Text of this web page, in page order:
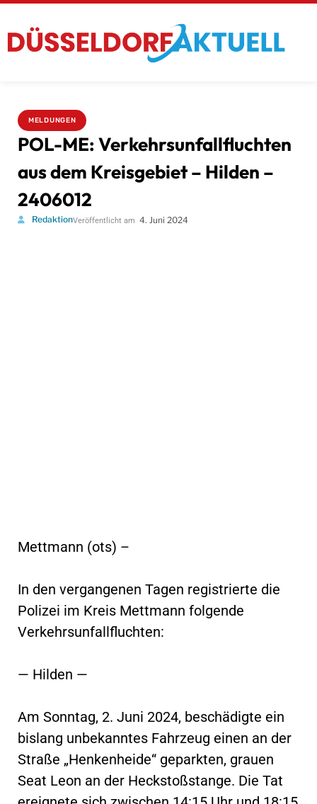
MELDUNGEN
POL-ME: Verkehrsunfallfluchten
aus dem Kreisgebiet – Hilden –
2406012
RedaktionVeröffentlicht am 4. Juni 2024
Mettmann (ots) –
In den vergangenen Tagen registrierte die
Polizei im Kreis Mettmann folgende
Verkehrsunfallfluchten:
— Hilden —
Am Sonntag, 2. Juni 2024, beschädigte ein
bislang unbekanntes Fahrzeug einen an der
Straße „Henkenheide“ geparkten, grauen
Seat Leon an der Heckstoßstange. Die Tat